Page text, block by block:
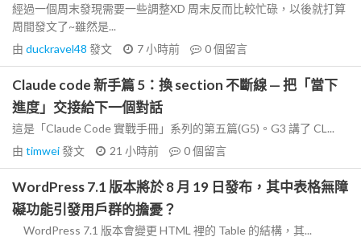
經過一個周末發現需要一些調整XD 周末反而比較忙碌，以後就打算
周間發文了~雖然是...
由 duckravel48 發文 7 小時前 0個留言
Claude code 新手篇 5：換 section 不斷線 — 把「當下
進度」交接給下一個對話
這是「Claude Code 實戰手冊」系列的第五篇(G5)。G3 講了 CL...
由 timwei發文 21 小時前 0個留言
WordPress 7.1 版本將於 8 月 19 日發布，其中表格無障
礙功能引發用戶群的擔憂？
WordPress 7.1 版本會變更 HTML 裡的 Table 的結構，其...